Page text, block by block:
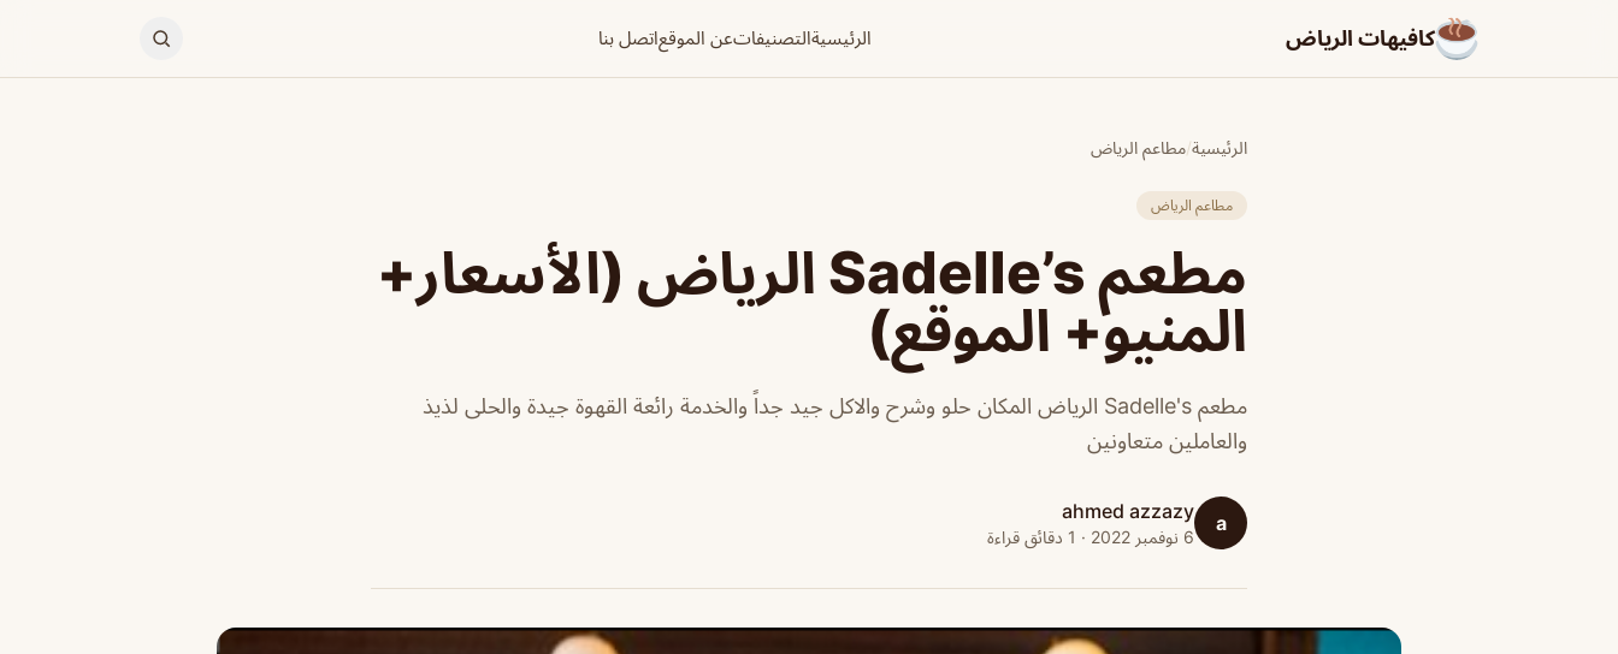
كافيهات الرياض الرئيسيةالتصنيفاتعن الموقعاتصل بنا
الرئيسية/مطاعم الرياض
مطاعم الرياض
مطعم Sadelle’s الرياض (الأسعار+
المنيو+ الموقع)
مطعم Sadelle's الرياض المكان حلو وشرح والاكل جيد جداً والخدمة رائعة القهوة جيدة والحلى لذيذ
والعاملين متعاونين
a
ahmed azzazy
6 نوفمبر 2022 · 1 دقائق قراءة